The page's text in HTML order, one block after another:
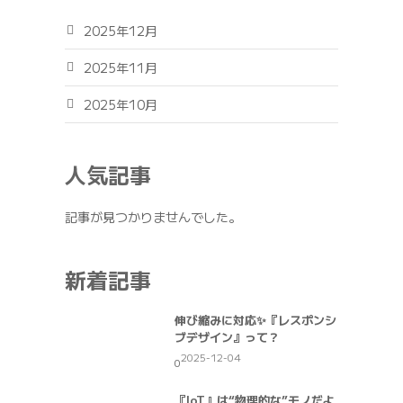
2025年12月
2025年11月
2025年10月
人気記事
記事が見つかりませんでした。
新着記事
伸び縮みに対応✨『レスポンシ
ブデザイン』って？
02025-12-04
『IoT』は“物理的な”モノだよ